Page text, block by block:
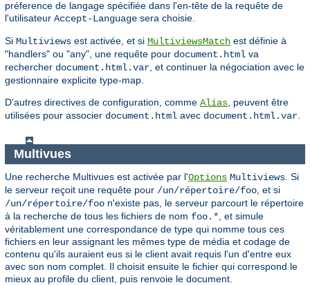
préference de langage spécifiée dans l'en-tête de la requête de
l'utilisateur Accept-Language sera choisie.
Si Multiviews est activée, et si MultiviewsMatch est définie à
"handlers" ou "any", une requête pour document.html va
rechercher document.html.var, et continuer la négociation avec le
gestionnaire explicite type-map.
D'autres directives de configuration, comme Alias, peuvent être
utilisées pour associer document.html avec document.html.var.
Multivues
Une recherche Multivues est activée par l'Options Multiviews . Si
le serveur reçoit une requête pour /un/répertoire/foo , et si
/un/répertoire/foo n'existe pas, le serveur parcourt le répertoire
à la recherche de tous les fichiers de nom foo.* , et simule
véritablement une correspondance de type qui nomme tous ces
fichiers en leur assignant les mêmes type de média et codage de
contenu qu'ils auraient eus si le client avait requis l'un d'entre eux
avec son nom complet. Il choisit ensuite le fichier qui correspond le
mieux au profile du client, puis renvoie le document.